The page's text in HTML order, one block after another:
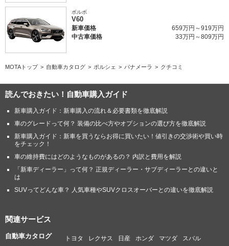
ボルボ
V60
新車価格
659万円～919万円
中古車価格
33万円～809万円
MOTAトップ 自動車カタログ ポルシェ パナメーラ クチコミ
読んでおきたい！自動車購入ガイド
新車購入ガイド：新車購入の流れ＆必要書類を徹底解説
車のグレードって何？ 装備の比べ方やオプションの選び方を徹底解説
新車購入ガイド：新車を買うならお得に買いたい！値引きの交渉術や買い時
をチェック！
車の維持費にはどのようなものがあるの？ 内訳と費用を解説
「新車ディーラー」って何？ 正規ディーラー・サブディーラーとの違いと
は
SUVってどんな車？ 人気車種やSUVクロスオーバーとの違いを徹底解説
関連サービス
自動車カタログ トヨタ レクサス 日産 ホンダ マツダ
スバル